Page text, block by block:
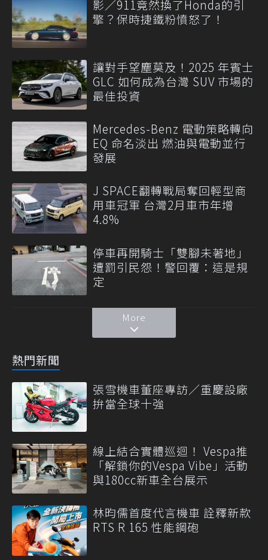
影／911竟然換了Honda的引
擎？保時捷鐵粉憤怒了！
讓對手望塵莫及！2025 年賓士
GLC 如何成為台灣 SUV 市場的
最佳投資
Mercedes-Benz 電動策略轉向
EQ 命名淡出 燃油與電動並行
發展
J SPACE翻轉戰局奪回輕型商
用車冠軍 台灣2月車市年增
4.8%
停車再開騎士「雙腳未著地」
遭罰引民怨！警回覆：這是規
定
More
熱門新聞
張雪機車董座專訪／重慶設廠
拚當全球十強
線上結合實體巡迴！ Vespa推
「解鎖你的Vespa Vibe」活動
與180cc新車全台展示
林昀儒首度代言機車 詮釋新款
RTS R 165 性能鋼砲